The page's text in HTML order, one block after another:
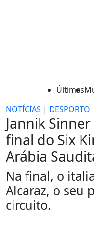
Últimas
NOTÍCIAS | DESPORTO
Jannik
final do Six
Arábia
Na final, o
Alcaraz, o seu
circuito.